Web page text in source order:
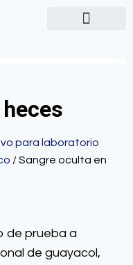
para laboratorio
/ Sangre oculta en
de prueba a
de guayacol,